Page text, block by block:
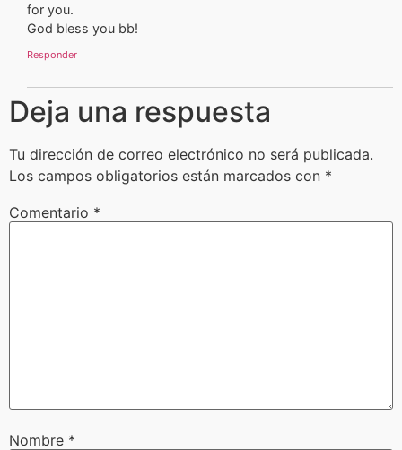
for you.
God bless you bb!
Responder
Deja una respuesta
Tu dirección de correo electrónico no será publicada.
Los campos obligatorios están marcados con *
Comentario *
Nombre *